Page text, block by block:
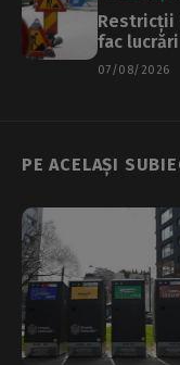
Restricții
fac
07/08/2026
PE ACELAȘI